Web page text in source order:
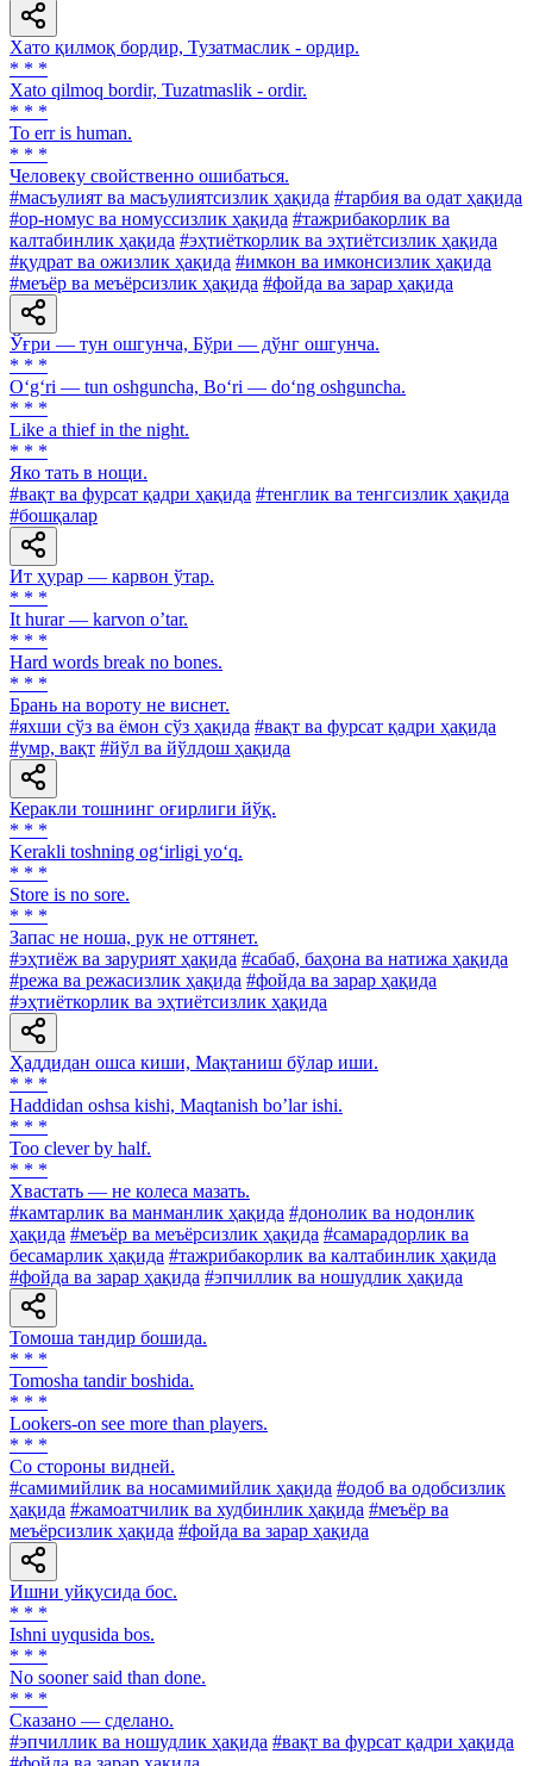
Хато қилмоқ бордир, Тузатмаслик - ордир.
* * *
Xato qilmoq bordir, Tuzatmaslik - ordir.
* * *
To err is human.
* * *
Человеку свойственно ошибаться.
#масъулият ва масъулиятсизлик ҳақида #тарбия ва одат ҳақида
#ор-номус ва номуссизлик ҳақида #тажрибакорлик ва
калтабинлик ҳақида #эҳтиёткорлик ва эҳтиётсизлик ҳақида
#қудрат ва ожизлик ҳақида #имкон ва имконсизлик ҳақида
#меъёр ва меъёрсизлик ҳақида #фойда ва зарар ҳақида
Ўғри — тун ошгунча, Бўри — дўнг ошгунча.
* * *
O‘g‘ri — tun oshguncha, Bo‘ri — do‘ng oshguncha.
* * *
Like a thief in the night.
* * *
Яко тать в нощи.
#вақт ва фурсат қадри ҳақида #тенглик ва тенгсизлик ҳақида
#бошқалар
Ит ҳурар — карвон ўтар.
* * *
It hurar — karvon oʼtar.
* * *
Hard words break no bones.
* * *
Брань на вороту не виснет.
#яхши сўз ва ёмон сўз ҳақида #вақт ва фурсат қадри ҳақида
#умр, вақт #йўл ва йўлдош ҳақида
Керакли тошнинг оғирлиги йўқ.
* * *
Kerakli toshning og‘irligi yo‘q.
* * *
Store is no sore.
* * *
Запас не ноша, рук не оттянет.
#эҳтиёж ва зарурият ҳақида #сабаб, баҳона ва натижа ҳақида
#режа ва режасизлик ҳақида #фойда ва зарар ҳақида
#эҳтиёткорлик ва эҳтиётсизлик ҳақида
Ҳаддидан ошса киши, Мақтаниш бўлар иши.
* * *
Haddidan oshsa kishi, Maqtanish boʼlar ishi.
* * *
Too clever by half.
* * *
Хвастать — не колеса мазать.
#камтарлик ва манманлик ҳақида #донолик ва нодонлик
ҳақида #меъёр ва меъёрсизлик ҳақида #самарадорлик ва
бесамарлик ҳақида #тажрибакорлик ва калтабинлик ҳақида
#фойда ва зарар ҳақида #эпчиллик ва ношудлик ҳақида
Томоша тандир бошида.
* * *
Tomosha tandir boshida.
* * *
Lookers-on see more than players.
* * *
Co стороны видней.
#самимийлик ва носамимийлик ҳақида #одоб ва одобсизлик
ҳақида #жамоатчилик ва худбинлик ҳақида #меъёр ва
меъёрсизлик ҳақида #фойда ва зарар ҳақида
Ишни уйқусида бос.
* * *
Ishni uyqusida bos.
* * *
No sooner said than done.
* * *
Сказано — сделано.
#эпчиллик ва ношудлик ҳақида #вақт ва фурсат қадри ҳақида